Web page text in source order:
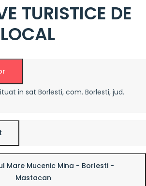
TURISTICE DE
in sat Borlesti, com. Borlesti, jud.
Mare Mucenic Mina - Borlesti -
Mastacan